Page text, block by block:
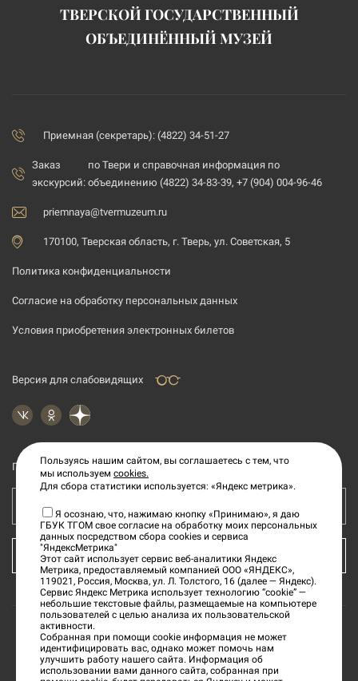
ТВЕРСКОЙ ГОСУДАРСТВЕННЫЙ
ОБЪЕДИНЁННЫЙ МУЗЕЙ
Приемная (секретарь): (4822) 34-51-27
Заказ
экскурсий:
по Твери и справочная информация по
объединению (4822) 34-83-39, +7 (904) 004-96-46
priemnaya@tvermuzeum.ru
170100, Тверская область, г. Тверь, ул. Советская, 5
Политика конфиденциальности
Согласие на обработку персональных данных
Условия приобретения электронных билетов
Версия для слабовидящих
Подпишитесь на рассылку новостей
Ваш e-mail адрес
КУПИТЬ БИЛЕТ
2026«Тверской государственный объединенный
музей»
Пользуясь нашим сайтом, вы соглашаетесь с тем, что
мы используем cookies.
Для сбора статистики используется: «Яндекс метрика».
Я осознаю, что, нажимаю кнопку «Принимаю», я даю
ГБУК ТГОМ свое согласие на обработку моих персональных
данных посредством сбора cookies и сервиса
"ЯндексМетрика"
Этот сайт использует сервис веб-аналитики Яндекс
Метрика, предоставляемый компанией ООО «ЯНДЕКС»,
119021, Россия, Москва, ул. Л. Толстого, 16 (далее — Яндекс).
Сервис Яндекс Метрика использует технологию “cookie” —
небольшие текстовые файлы, размещаемые на компьютере
пользователей с целью анализа их пользовательской
активности.
Собранная при помощи cookie информация не может
идентифицировать вас, однако может помочь нам
улучшить работу нашего сайта. Информация об
использовании вами данного сайта, собранная при